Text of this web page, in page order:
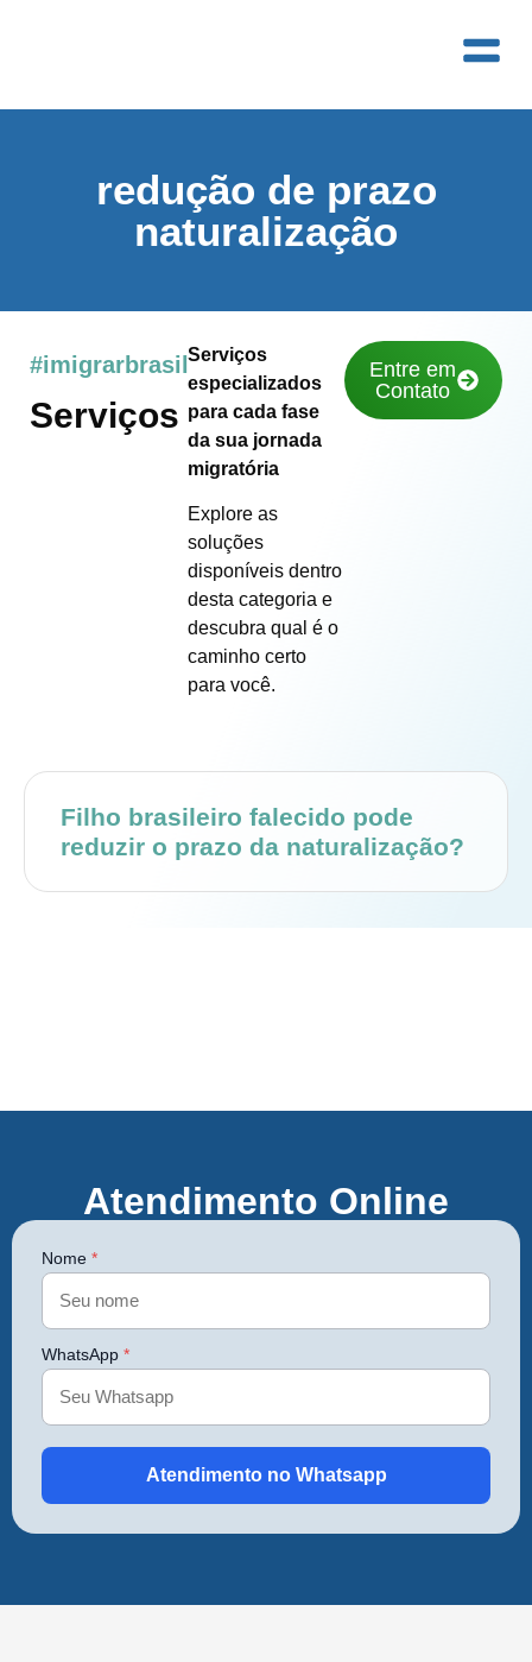
redução de prazo
naturalização
#imigrarbrasil
Serviços
Serviços
especializados
para cada fase
da sua jornada
migratória
Explore as
soluções
disponíveis dentro
desta categoria e
descubra qual é o
caminho certo
para você.
Entre em
Contato
Filho brasileiro falecido pode
reduzir o prazo da naturalização?
Atendimento Online
Nome *
WhatsApp *
Atendimento no Whatsapp